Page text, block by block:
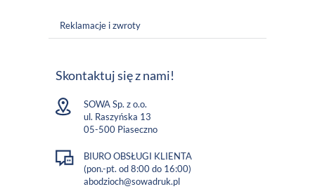
Reklamacje i zwroty
Skontaktuj się z nami!
SOWA Sp. z o.o.
ul. Raszyńska 13
05-500 Piaseczno
BIURO OBSŁUGI KLIENTA
(pon.-pt. od 8:00 do 16:00)
abodzioch@sowadruk.pl